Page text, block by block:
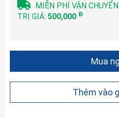
MIỄN PHÍ VẬN
TRỊ GIÁ: 500,000 Đ
Mua
Thêm vào